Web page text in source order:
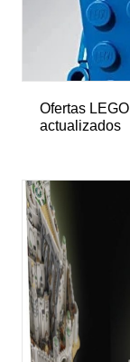
Ofertas
actualizados